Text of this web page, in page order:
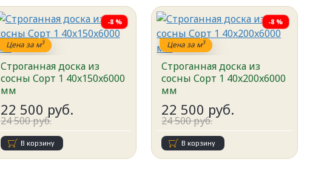
Цена за м3
-8 %
Строганная доска из
сосны Сорт 1 40x150x6000
мм
22 500 руб.
24 500 руб.
В корзину
Цена за м3
-8 %
Строганная доска из
сосны Сорт 1 40x200x6000
мм
22 500 руб.
24 500 руб.
В корзину